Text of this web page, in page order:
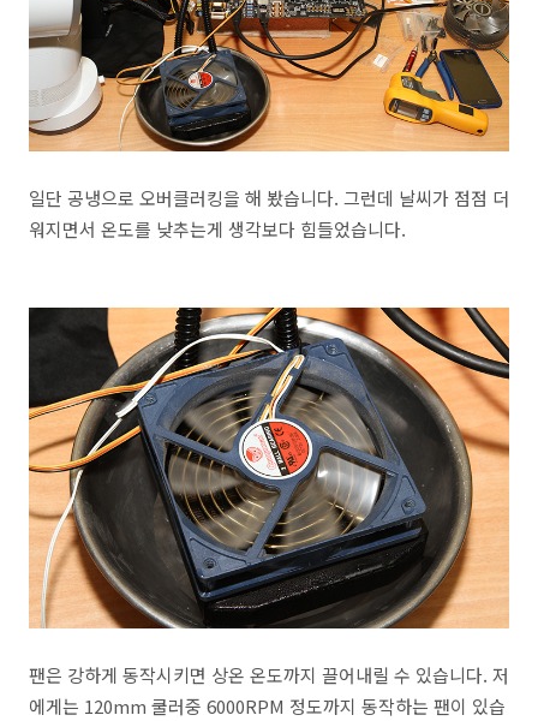
일단 공냉으로 오버클러킹을 해 봤습니다. 그런데 날씨가 점점 더
워지면서 온도를 낮추는게 생각보다 힘들었습니다.
팬은 강하게 동작시키면 상온 온도까지 끌어내릴 수 있습니다. 저
에게는 120mm 쿨러중 6000RPM 정도까지 동작하는 팬이 있습